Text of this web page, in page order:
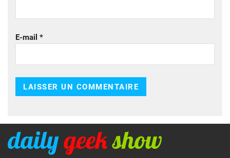
E-mail *